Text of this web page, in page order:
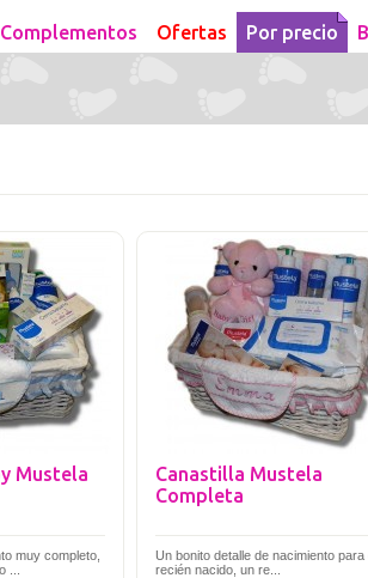
Complementos Ofertas Por precio
Mustela
muy completo,
...
Canastilla Mustela
Completa
Un bonito detalle de nacimiento para
recién nacido, un re...